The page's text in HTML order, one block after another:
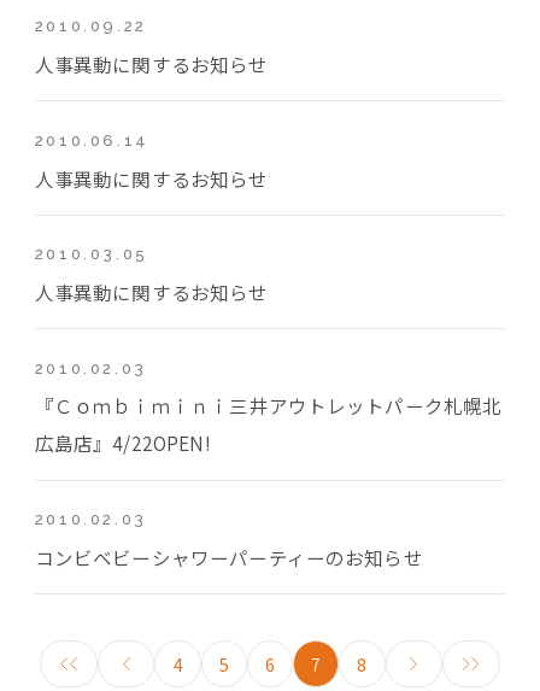
2010.09.22
人事異動に関するお知らせ
2010.06.14
人事異動に関するお知らせ
2010.03.05
人事異動に関するお知らせ
2010.02.03
『Ｃｏｍｂｉｍｉｎｉ三井アウトレットパーク札幌北
広島店』4/22OPEN!
2010.02.03
コンビベビーシャワーパーティーのお知らせ
4 5 6 7 8